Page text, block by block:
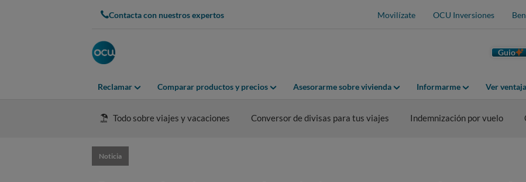
Contacta con nuestros expertos Movilízate OCU Inversiones
Guio
Reclamar Comparar productos y precios Asesorarme sobre vivienda Informarme Ver
Todo sobre viajes y vacaciones Conversor de divisas para tus viajes Indemnización por vuelo
Noticia